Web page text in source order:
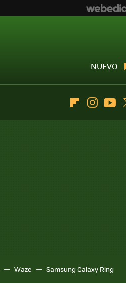
NUEVO
Flipboard
Waze Samsung Galaxy Ring